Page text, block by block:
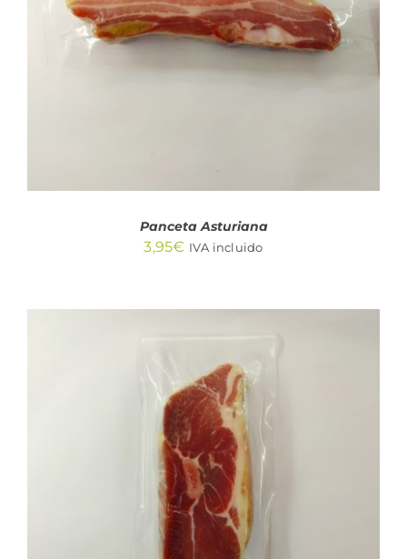
AÑADIR AL CARRITO
DETALLES
Panceta Asturiana
3,95€ IVA incluido
AÑADIR AL CARRITO